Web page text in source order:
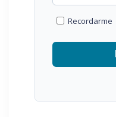
Recordarme